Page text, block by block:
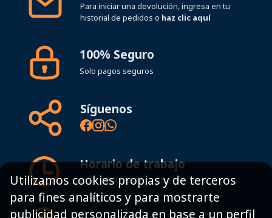
Para iniciar una devolución, ingresa en tu
historial de pedidos o haz clic aquí
100% Seguro
Solo pagos seguros
Síguenos
Horario de trabajo
8:00 - 19:00h Lunes - Viernes
Utilizamos cookies propias y de terceros
para fines analíticos y para mostrarte
publicidad personalizada en base a un perfil